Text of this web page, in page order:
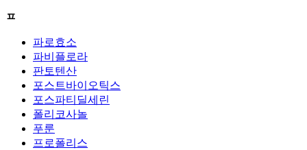
ㅍ
파로효소
파비플로라
판토텐산
포스트바이오틱스
포스파티딜세린
폴리코사놀
푸룬
프로폴리스